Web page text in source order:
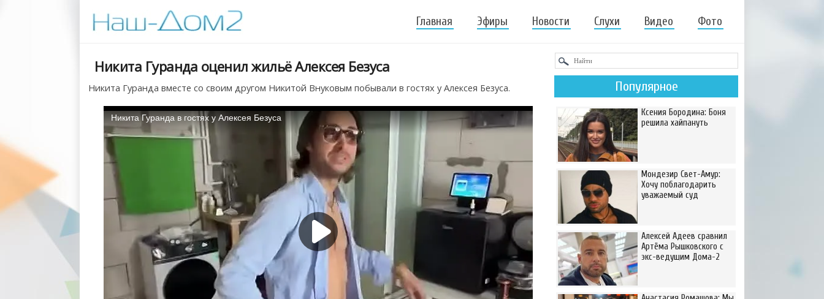
Главная Эфиры Новости Слухи Видео Фото
Никита Гуранда оценил жильё Алексея Безуса
Никита Гуранда вместе со своим другом Никитой Внуковым побывали в гостях у Алексея Безуса. Популярное
Ксения Бородина: Боня
решила хайпануть
Мондезир Свет-Амур:
Хочу поблагодарить
уважаемый суд
Алексей Адеев сравнил
Артёма Рышковского с
экс-ведущим Дома-2